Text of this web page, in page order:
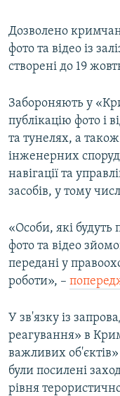
Дозволено
фото та відео із
створені до 19
Забороняють у
публікацію фото і
та тунелях, а також
інженерних
навігації та
засобів, у тому
«Особи, які будуть
фото та відео
передані у
роботи», –
У зв'язку із
реагування» в
важливих
були посилені
рівня